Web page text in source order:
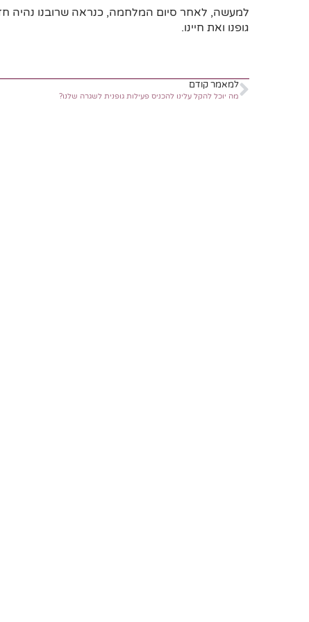
למעשה, לאחר סיום המלחמה, כנראה שרובנו נהיה
גופנו ואת חיינו.
למאמר קודם
מה יוכל להקל עלינו להכניס פעילות גופנית לשגרה שלנו?